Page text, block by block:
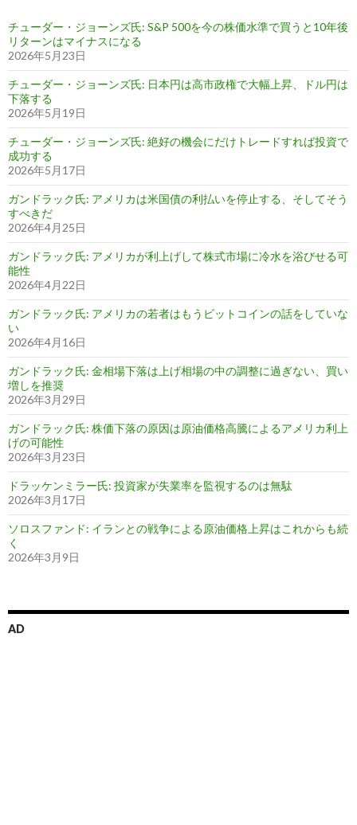
チューダー・ジョーンズ氏: S&P 500を今の株価水準で買うと10年後
リターンはマイナスになる
2026年5月23日
チューダー・ジョーンズ氏: 日本円は高市政権で大幅上昇、ドル円は
下落する
2026年5月19日
チューダー・ジョーンズ氏: 絶好の機会にだけトレードすれば投資で
成功する
2026年5月17日
ガンドラック氏: アメリカは米国債の利払いを停止する、そしてそう
すべきだ
2026年4月25日
ガンドラック氏: アメリカが利上げして株式市場に冷水を浴びせる可
能性
2026年4月22日
ガンドラック氏: アメリカの若者はもうビットコインの話をしていな
い
2026年4月16日
ガンドラック氏: 金相場下落は上げ相場の中の調整に過ぎない、買い
増しを推奨
2026年3月29日
ガンドラック氏: 株価下落の原因は原油価格高騰によるアメリカ利上
げの可能性
2026年3月23日
ドラッケンミラー氏: 投資家が失業率を監視するのは無駄
2026年3月17日
ソロスファンド: イランとの戦争による原油価格上昇はこれからも続
く
2026年3月9日
AD